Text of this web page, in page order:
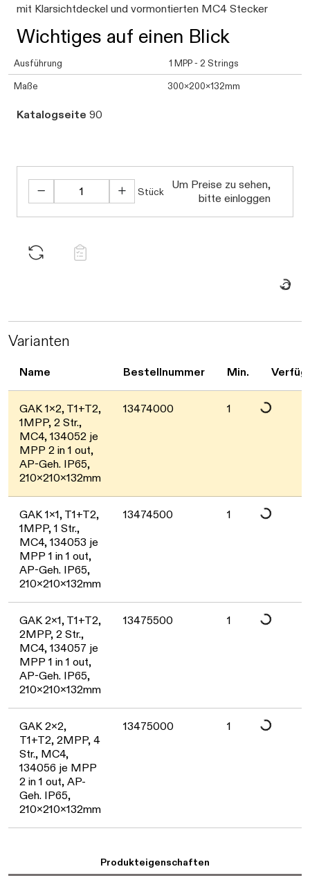
mit Klarsichtdeckel und vormontierten MC4 Stecker
Wichtiges auf einen Blick
Ausführung 1 MPP - 2 Strings
Maße 300x200x132mm
Katalogseite 90
Stück
Um Preise zu sehen,
bitte einloggen
Varianten
Name Bestellnummer Min.
GAK 1x2, T1+T2,
1MPP, 2 Str.,
MC4, 134052 je
MPP 2 in 1 out,
AP-Geh. IP65,
210x210x132mm
13474000 1 Daten
GAK 1x1, T1+T2,
1MPP, 1 Str.,
MC4, 134053 je
MPP 1 in 1 out,
AP-Geh. IP65,
210x210x132mm
13474500 1 Daten
GAK 2x1, T1+T2,
2MPP, 2 Str.,
MC4, 134057 je
MPP 1 in 1 out,
AP-Geh. IP65,
210x210x132mm
13475500 1 Daten
GAK 2x2,
T1+T2, 2MPP, 4
Str., MC4,
134056 je MPP
2 in 1 out, AP-
Geh. IP65,
210x210x132mm
13475000 1 Daten
Produkteigenschaften